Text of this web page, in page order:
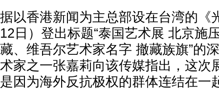
据以香港新闻为主总部设在台湾的《
12日）登出标题“泰国艺术展 北京施
藏、维吾尔艺术家名字 撤藏族旗”的
术家之一张嘉莉向该传媒指出，这次
是因为海外反抗极权的群体连结在一